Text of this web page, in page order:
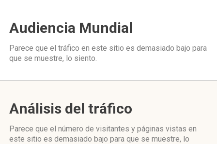
Audiencia Mundial
Parece que el tráfico en este sitio es demasiado bajo para
que se muestre, lo siento.
Análisis del tráfico
Parece que el número de visitantes y páginas vistas en
este sitio es demasiado bajo para que se muestre, lo